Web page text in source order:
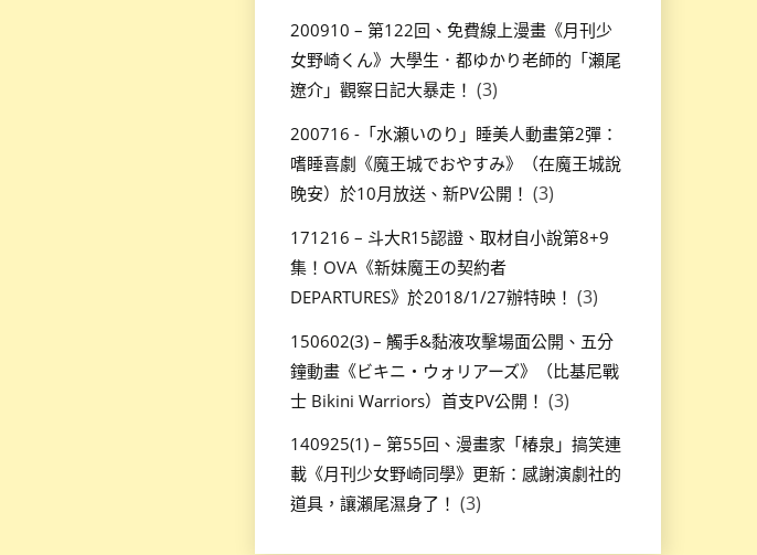
200910 – 第122回、免費線上漫畫《月刊少
女野崎くん》大學生．都ゆかり老師的「瀬尾
遼介」觀察日記大暴走！ (3)
200716 -「水瀬いのり」睡美人動畫第2彈：
嗜睡喜劇《魔王城でおやすみ》（在魔王城說
晚安）於10月放送、新PV公開！ (3)
171216 – 斗大R15認證、取材自小說第8+9
集！OVA《新妹魔王の契約者
DEPARTURES》於2018/1/27辦特映！ (3)
150602(3) – 觸手&黏液攻擊場面公開、五分
鐘動畫《ビキニ・ウォリアーズ》（比基尼戰
士 Bikini Warriors）首支PV公開！ (3)
140925(1) – 第55回、漫畫家「椿泉」搞笑連
載《月刊少女野崎同學》更新：感謝演劇社的
道具，讓瀨尾濕身了！ (3)